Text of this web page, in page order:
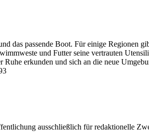
das passende Boot. Für einige Regionen
und Futter seine vertrauten
erkunden und sich an die neue
ausschließlich für redaktionelle